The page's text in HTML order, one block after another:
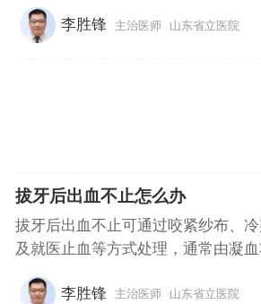
李胜锋 主治医师 山东省立医院
拔牙后出血不止怎么办
拔牙后出血不止可通过咬紧纱布、
及就医止血等方式处理，通常由凝
李胜锋 主治医师 山东省立医院